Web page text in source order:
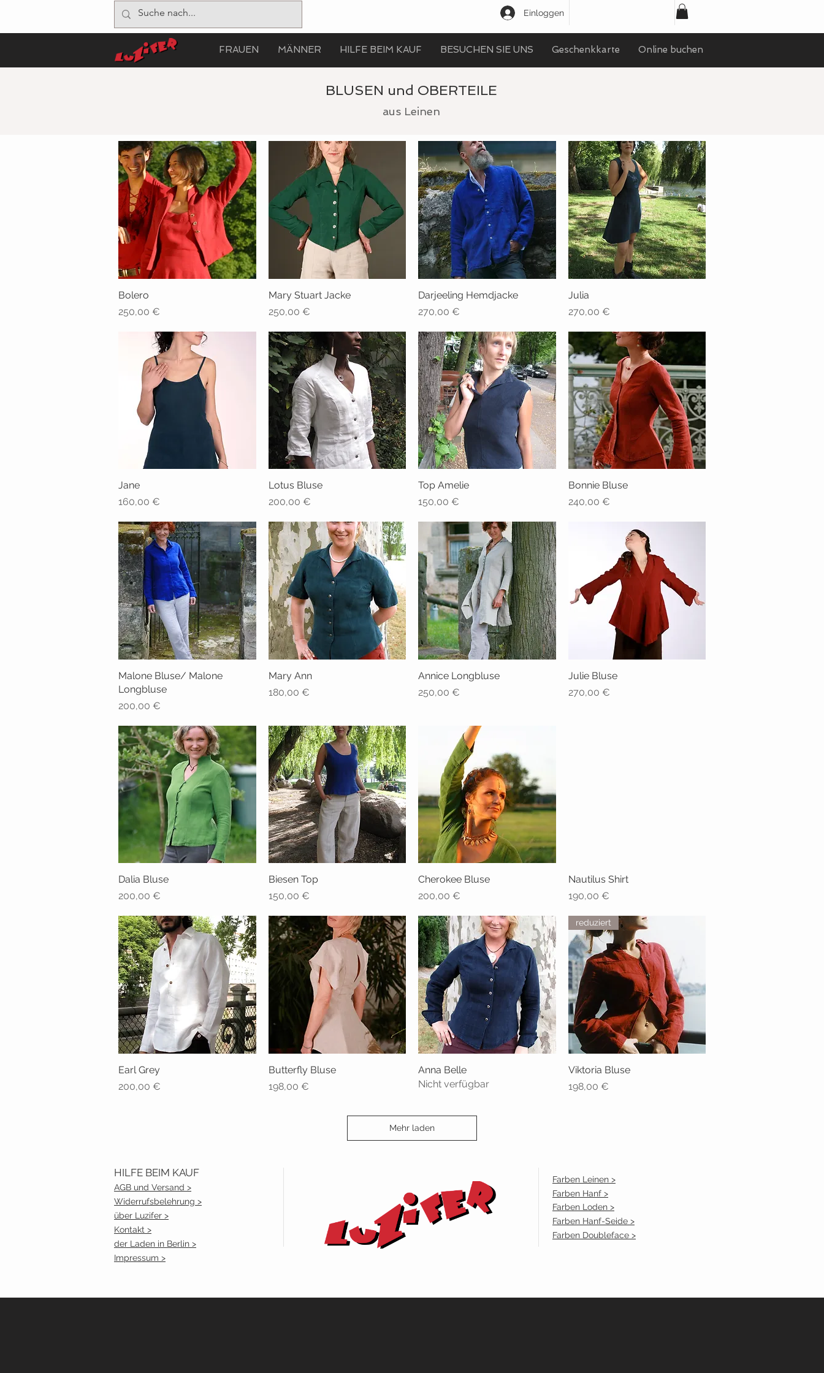
Einloggen
FRAUEN MÄNNER HILFE BEIM KAUF BESUCHEN SIE UNS Geschenkkarte Online buchen
BLUSEN und OBERTEILE
aus Leinen
Bolero
Preis
250,00 €
Schnellansicht
Mary Stuart Jacke
Preis
250,00 €
Schnellansicht
Darjeeling Hemdjacke
Preis
270,00 €
Julia
Preis
270,00 €
Jane
Preis
160,00 €
Schnellansicht
Lotus Bluse
Preis
200,00 €
Schnellansicht
Top Amelie
Preis
150,00 €
Schnellansicht
Bonnie Bluse
Preis
240,00 €
Schnellansicht
Malone Bluse/ Malone
Longbluse
Preis
200,00 €
Schnellansicht
Mary Ann
Preis
180,00 €
Schnellansicht
Annice Longbluse
Preis
250,00 €
Schnellansicht
Julie Bluse
Preis
270,00 €
Schnellansicht
Dalia Bluse
Preis
200,00 €
Schnellansicht
Biesen Top
Preis
150,00 €
Schnellansicht
Cherokee Bluse
Preis
200,00 €
Schnellansicht
Nautilus Shirt
Preis
190,00 €
Schnellansicht
Earl Grey
Preis
200,00 €
Schnellansicht
Butterfly Bluse
Preis
198,00 €
Schnellansicht
Anna Belle
Nicht verfügbar
Schnellansicht
reduziert
Viktoria Bluse
Preis
198,00 €
Mehr laden
HILFE BEIM KAUF
AGB und Versand >
Widerrufsbelehrung >
über Luzifer >
Kontakt >
der Laden in Berlin >
Impressum >
Farben Leinen >
Farben Hanf >
Farben Loden >
Farben Hanf-Seide >
Farben Doubleface >